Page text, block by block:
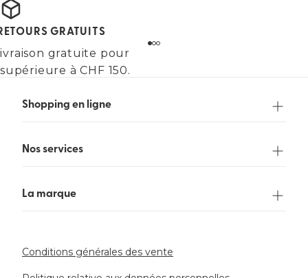
GRATUITS
gratuite pour
à CHF 150.
Shopping en ligne
Nos services
La marque
Conditions générales des vente